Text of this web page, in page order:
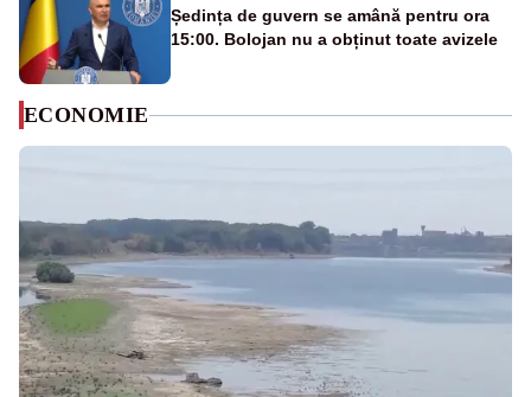
Ședința de guvern se amână pentru ora
15:00. Bolojan nu a obținut toate avizele
ECONOMIE